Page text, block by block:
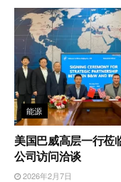
能源
美国巴威高层一行莅
公司访问洽谈
2026年2月7日